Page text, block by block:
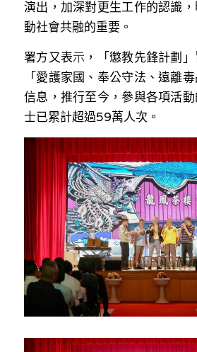
演出，加深對更生工作的認識
動社會共融的重要。
署方又表示 ，「懲教先鋒計劃
「愛護家國、奉公守法、遠離
信息，推行至今，參與各項活
士已累計超過59萬人次。